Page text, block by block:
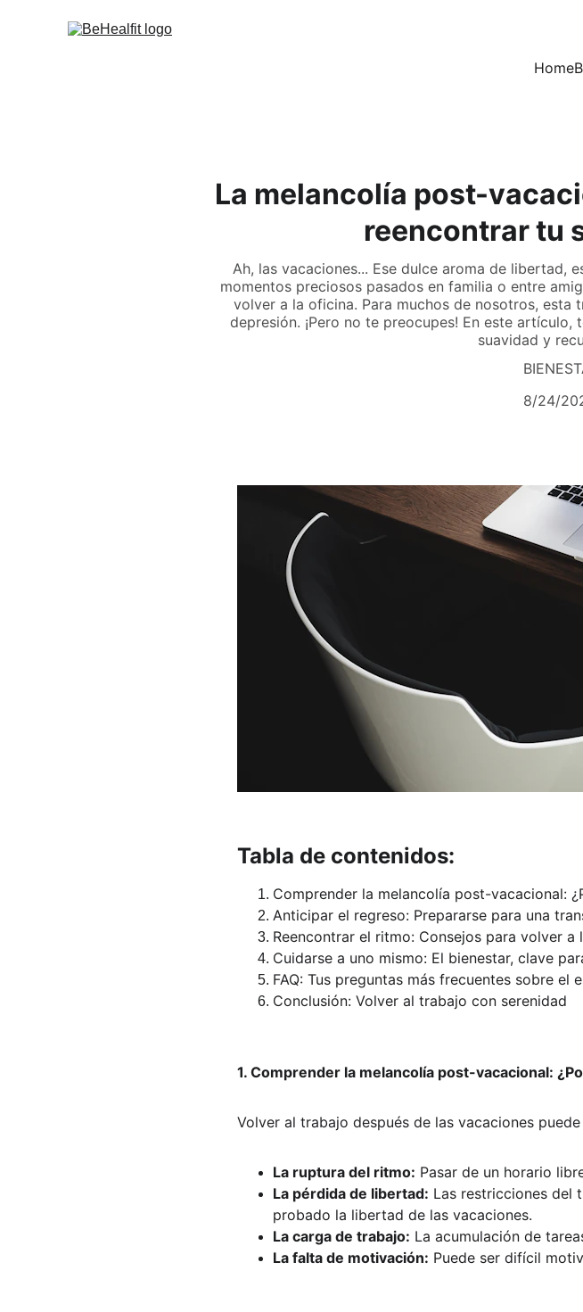
Home
La melancolía post-
reencontrar tu
Ah, las vacaciones... Ese dulce aroma de libertad,
momentos preciosos pasados en familia o entre
volver a la oficina. Para muchos de nosotros, esta
depresión. ¡Pero no te preocupes! En este
suavidad y
8/24/
Tabla de contenidos:
Comprender la melancolía post-vacacional:
Anticipar el regreso: Prepararse para una
Reencontrar el ritmo: Consejos para volver a
Cuidarse a uno mismo: El bienestar, clave
FAQ: Tus preguntas más frecuentes sobre el
Conclusión: Volver al trabajo con serenidad
1. Comprender la melancolía post-vacacional:
Volver al trabajo después de las vacaciones
La ruptura del ritmo: Pasar de un horario
La pérdida de libertad: Las restricciones del
probado la libertad de las vacaciones.
La carga de trabajo: La acumulación de
La falta de motivación: Puede ser difícil